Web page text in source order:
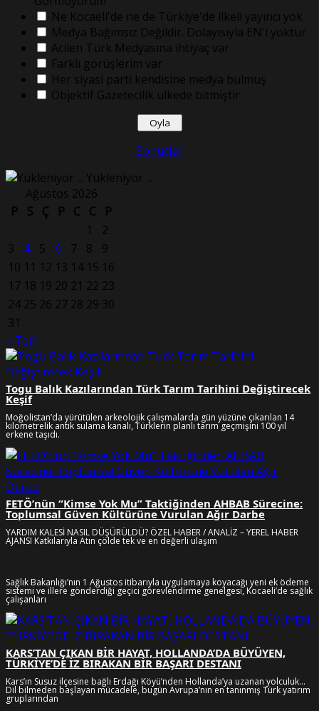
Ne Kocaeli'de ne de Türkiye'de ilkeli yayıncı yok
Medya Bağımsız Değildir. Dolayısıyla EN'i yoktur
Acilen Türk Medyasına ihtiyaç var
Farklı görüşlerim var
Her siyasi parti kendisine medya bulmuş
Objektif Gazetecilik ülkede bitmiştir.
Sonuçlar
Yükleniyor ...
Ağustos 2026
P
S Ç P C C
P
1
2
3
4 5 6 7 8
9
10 11 12 13 14 15 16
17 18 19 20 21 22 23
24 25 26 27 28 29 30
31
« Tem
Togu Balık Kazılarından Türk Tarım Tarihini Değiştirecek
Keşif
Moğolistan’da yürütülen arkeolojik çalışmalarda gün yüzüne çıkarılan 14
kilometrelik antik sulama kanalı, Türklerin planlı tarım geçmişini 100 yıl
erkene taşıdı.
FETÖ’nün “Kimse Yok Mu” Taktiğinden AHBAB Sürecine:
Toplumsal Güven Kültürüne Vurulan Ağır Darbe
YARDIM KALESİ NASIL DÜŞÜRÜLDÜ? ÖZEL HABER / ANALİZ – YEREL HABER
AJANSI Katkılarıyla Atın çölde tek ve en değerli ulaşım
Sağlık Bakanlığı’nın 1 Ağustos itibarıyla uygulamaya koyacağı yeni ek ödeme
sistemi ve illere gönderdiği geçici görevlendirme genelgesi, Kocaeli’de sağlık
çalışanları
KARS’TAN ÇIKAN BİR HAYAT, HOLLANDA’DA BÜYÜYEN,
TÜRKİYE’DE İZ BIRAKAN BİR BAŞARI DESTANI
Kars’ın Susuz ilçesine bağlı Erdağı Köyü’nden Hollanda’ya uzanan yolculuk…
Dil bilmeden başlayan mücadele, bugün Avrupa’nın en tanınmış Türk yatırım
gruplarından